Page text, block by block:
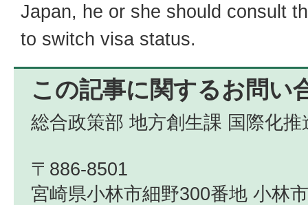
Japan, he or she should consult
to switch visa status.
この記事に関するお問い
総合政策部 地方創生課 国際化推
〒886-8501
宮崎県小林市細野300番地 小林